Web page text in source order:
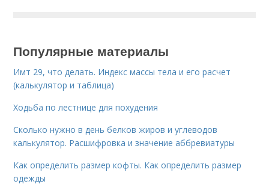
Популярные материалы
Имт 29, что делать. Индекс массы тела и его расчет
(калькулятор и таблица)
Ходьба по лестнице для похудения
Сколько нужно в день белков жиров и углеводов
калькулятор. Расшифровка и значение аббревиатуры
Как определить размер кофты. Как определить размер
одежды